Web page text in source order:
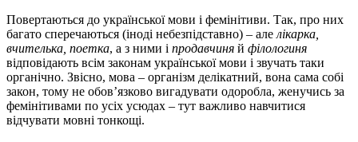
Повертаються до української мови і фемінітиви. Так, про них
багато сперечаються (іноді небезпідставно) – але лікарка,
вчителька, поетка, а з ними і продавчиня й філологиня
відповідають всім законам української мови і звучать таки
органічно. Звісно, мова – організм делікатний, вона сама собі
закон, тому не обов’язково вигадувати одоробла, женучись за
фемінітивами по усіх усюдах – тут важливо навчитися
відчувати мовні тонкощі.